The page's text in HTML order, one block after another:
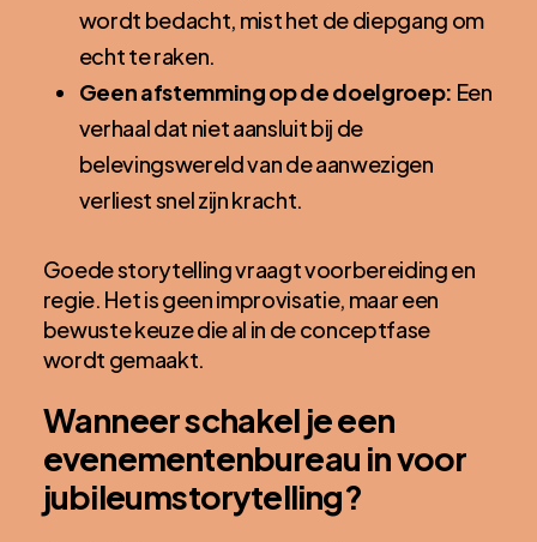
wordt bedacht, mist het de diepgang om
echt te raken.
Geen afstemming op de doelgroep: Een
verhaal dat niet aansluit bij de
belevingswereld van de aanwezigen
verliest snel zijn kracht.
Goede storytelling vraagt voorbereiding en
regie. Het is geen improvisatie, maar een
bewuste keuze die al in de conceptfase
wordt gemaakt.
Wanneer schakel je een
evenementenbureau in voor
jubileumstorytelling?